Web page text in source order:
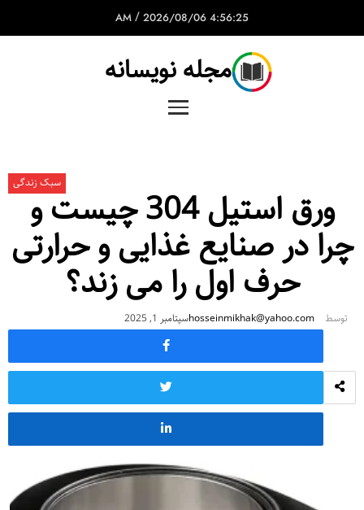
4:56:25 AM
/ 2026/08/06
مجله نویسانه
سبک زندگی
ورق استیل 304 چیست و
چرا در صنایع غذایی و حرارتی
حرف اول را می زند؟
توسط hosseinmikhak@yahoo.comسپتامبر 1, 2025